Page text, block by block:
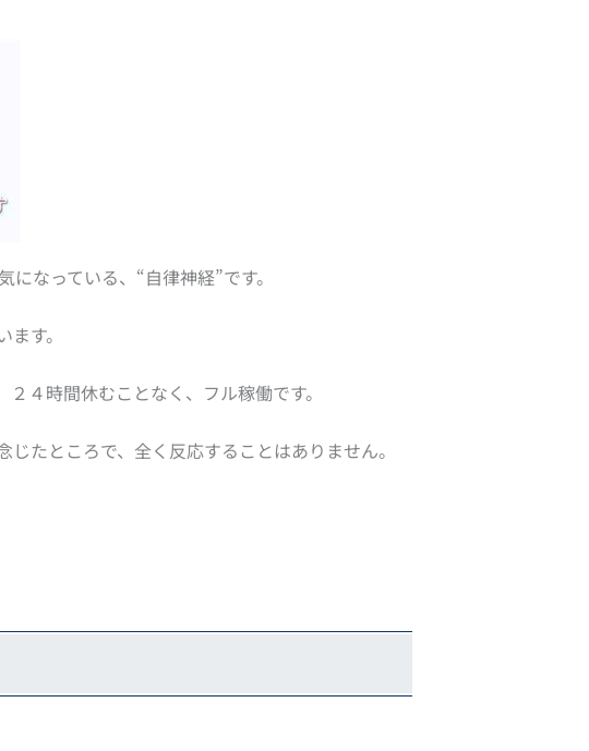
なっている、“自律神経”です。
す。
４時間休むことなく、フル稼働です。
たところで、全く反応することはありません。